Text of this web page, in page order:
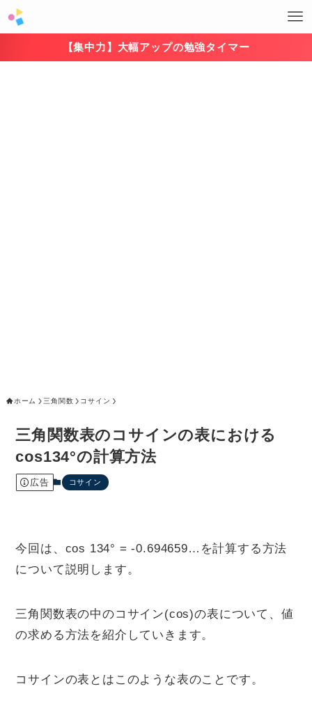
【集中力】大幅アップの勉強タイマー
ホーム 三角関数 コサイン
三角関数表のコサインの表における
cos134°の計算方法
広告 コサイン
今回は、cos 134° = -0.694659…を計算する方法
について説明します。
三角関数表の中のコサイン(cos)の表について、値
の求める方法を紹介していきます。
コサインの表とはこのような表のことです。